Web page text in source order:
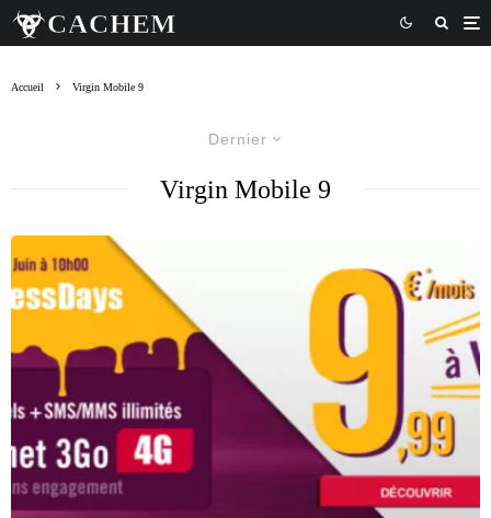
Accueil Virgin Mobile 9
Dernier
Virgin Mobile 9